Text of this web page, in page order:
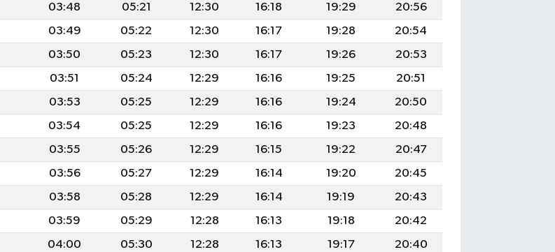
03:48 05:21 12:30 16:18 19:29
20:56
03:49 05:22 12:30 16:17 19:28
20:54
03:50 05:23 12:30 16:17 19:26
20:53
03:51 05:24 12:29 16:16 19:25
20:51
03:53 05:25 12:29 16:16 19:24
20:50
03:54 05:25 12:29 16:16 19:23
20:48
03:55 05:26 12:29 16:15 19:22
20:47
03:56 05:27 12:29 16:14 19:20
20:45
03:58 05:28 12:29 16:14 19:19
20:43
03:59 05:29 12:28 16:13 19:18
20:42
04:00 05:30 12:28 16:13 19:17
20:40